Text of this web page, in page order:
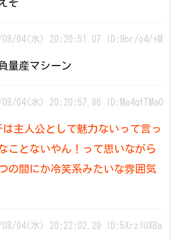
ぞ
08/04(水) 20:20:51.07 ID:9br/o4/+M
量産マシーン
08/04(水) 20:20:57.86 ID:Me4qfTMa0
主人公として魅力ないって言っ
ことないやん！って思いながら
の間にか冷笑系みたいな雰囲気
08/04(水) 20:22:02.29 ID:5XrzlUXBa